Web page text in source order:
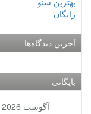
رایگان
آخرین دیدگاه‌ها
بایگانی
آگوست 2026